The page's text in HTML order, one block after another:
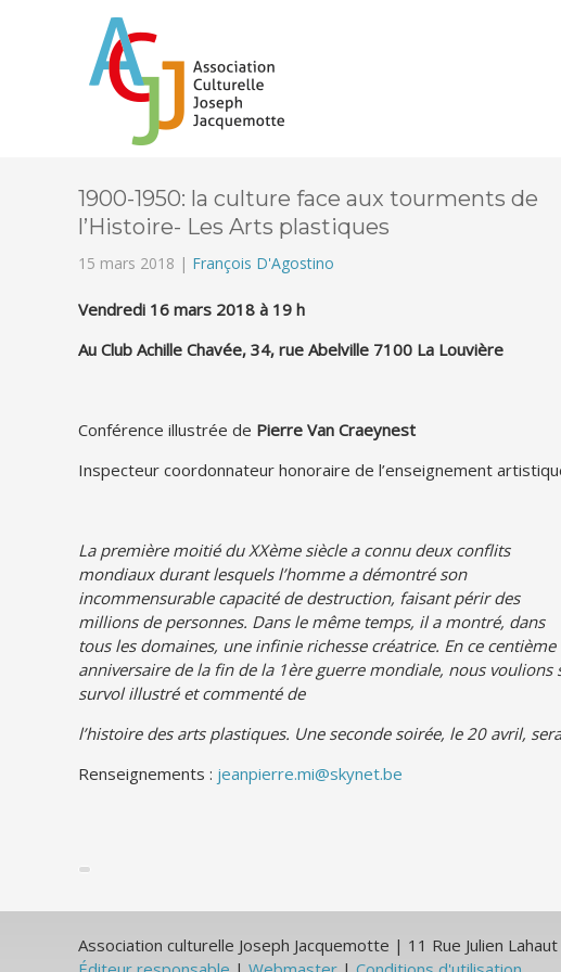
1900-1950: la culture face aux tourments de
l’Histoire- Les Arts plastiques
15 mars 2018 | François D'Agostino
Vendredi 16 mars 2018 à 19 h
Au Club Achille Chavée, 34, rue Abelville 7100 La Louvière
Conférence illustrée de Pierre Van Craeynest
Inspecteur coordonnateur honoraire de l’enseignement
La première moitié du XXème siècle a connu deux conflits
mondiaux durant lesquels l’homme a démontré son
incommensurable capacité de destruction, faisant périr des
millions de personnes. Dans le même temps, il a montré, dans
tous les domaines, une infinie richesse créatrice. En ce centième
anniversaire de la fin de la 1èreguerre mondiale, nous voulions
survol illustré et commenté de
l’histoire des arts plastiques. Une seconde soirée, le 20 avril,
Renseignements : jeanpierre.mi@skynet.be
Association culturelle Joseph Jacquemotte | 11 Rue Julien